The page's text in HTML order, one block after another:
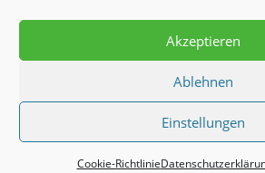
Akzeptieren
Ablehnen
Einstellungen
Cookie-Richtlinie
Indem Sie fortfahren,
Datenschutzerklärung.